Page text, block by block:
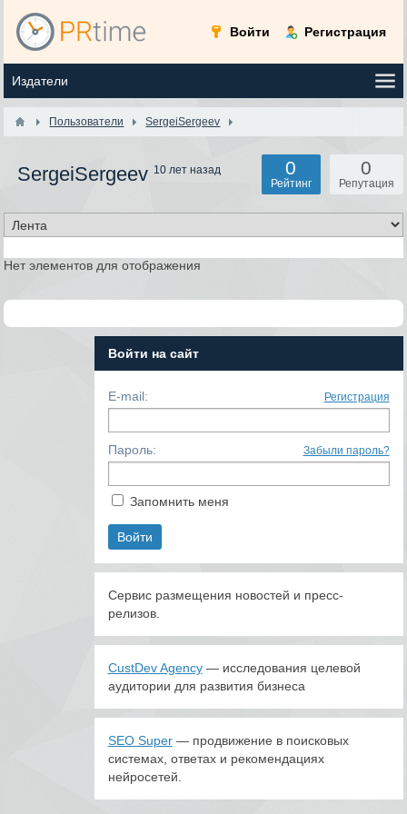
Войти Регистрация
Пользователи SergeiSergeev
SergeiSergeev 10 лет назад 0
Репутация
0
Рейтинг
Нет элементов для отображения
Войти на сайт
E-mail: Регистрация
Пароль: Забыли пароль?
Запомнить меня
Сервис размещения новостей и пресс-
релизов.
CustDev Agency— исследования целевой
аудитории для развития бизнеса
SEO Super— продвижение в поисковых
системах, ответах и рекомендациях
нейросетей.